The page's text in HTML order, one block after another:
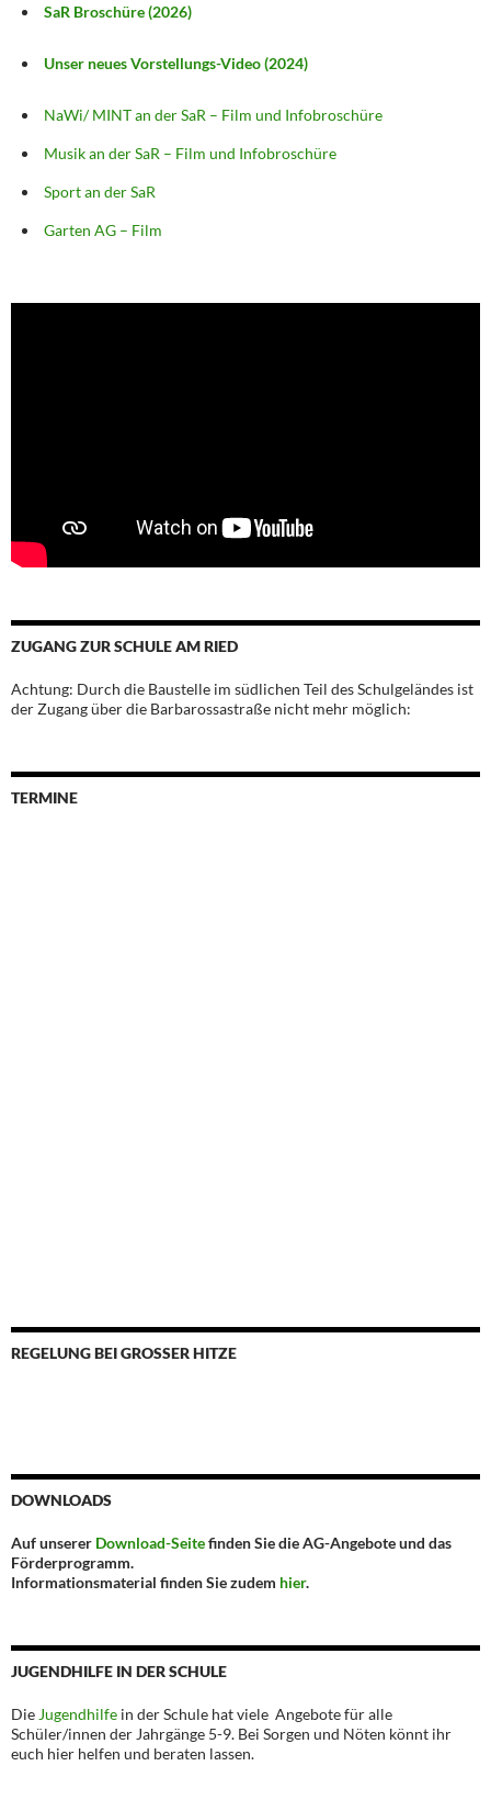
SaR Broschüre (2026)
Unser neues Vorstellungs-Video (2024)
NaWi/ MINT an der SaR – Film und Infobroschüre
Musik an der SaR – Film und Infobroschüre
Sport an der SaR
Garten AG – Film
ZUGANG ZUR SCHULE AM RIED
Achtung: Durch die Baustelle im südlichen Teil des Schulgeländes ist
der Zugang über die Barbarossastraße nicht mehr möglich:
TERMINE
REGELUNG BEI GROSSER HITZE
DOWNLOADS
Auf unserer Download-Seitefinden Sie die AG-Angebote und das
Förderprogramm.
Informationsmaterial finden Sie zudem hier.
JUGENDHILFE IN DER SCHULE
Die Jugendhilfe in der Schule hat viele Angebote für alle
Schüler/innen der Jahrgänge 5-9. Bei Sorgen und Nöten könnt ihr
euch hier helfen und beraten lassen.